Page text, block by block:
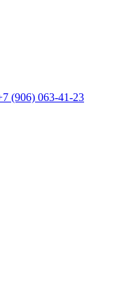
(906) 063-41-23